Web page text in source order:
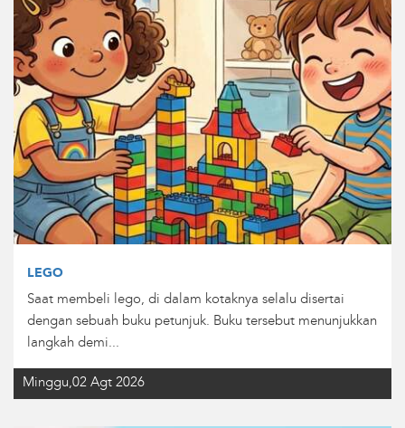
LEGO
Saat membeli lego, di dalam kotaknya selalu disertai
dengan sebuah buku petunjuk. Buku tersebut menunjukkan
langkah demi...
Minggu,02 Agt 2026